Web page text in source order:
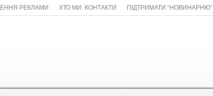
РЕКЛАМИ ХТО МИ. КОНТАКТИ ПІДТРИМАТИ “НОВИНАРНЮ”